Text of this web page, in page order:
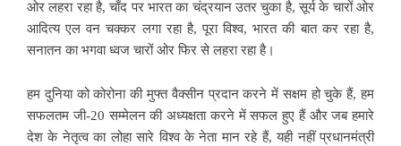
ओर लहरा रहा है, चाँद पर भारत का चंद्रयान उतर चुका है, सूर्य के चारों ओर
आदित्य एल वन चक्कर लगा रहा है, पूरा विश्व, भारत की बात कर रहा है,
सनातन का भगवा ध्वज चारों ओर फिर से लहरा रहा है।
हम दुनिया को कोरोना की मुफ्त वैक्सीन प्रदान करने में सक्षम हो चुके हैं, हम
सफलतम जी-20 सम्मेलन की अध्यक्षता करने में सफल हुए हैं और जब हमारे
देश के नेतृत्व का लोहा सारे विश्व के नेता मान रहे हैं, यही नहीं प्रधानमंत्री